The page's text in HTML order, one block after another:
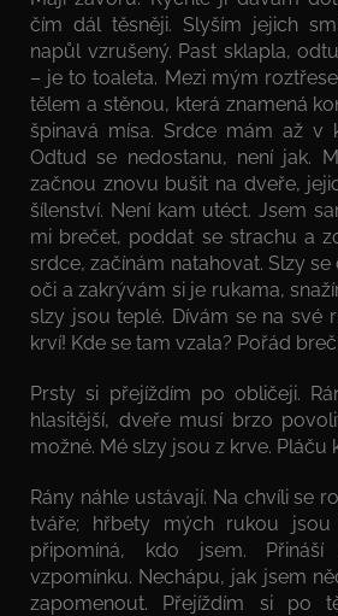
čím dál těsněji. Slyším jejich
napůl vzrušený. Past sklapla,
– je to toaleta. Mezi mým
tělem a stěnou, která znamená
špinavá mísa. Srdce mám až v
Odtud se nedostanu, není jak.
začnou znovu bušit na dveře,
šílenství. Není kam utéct. Jsem
mi brečet, poddat se strachu a
srdce, začínám natahovat. Slzy
oči a zakrývám si je rukama,
slzy jsou teplé. Dívám se na své
krví! Kde se tam vzala? Pořád
Prsty si přejíždím po obličeji.
hlasitější, dveře musí brzo
možné. Mé slzy jsou z krve. Pláču
Rány náhle ustávají. Na chvíli se
tváře; hřbety mých rukou
připomíná, kdo jsem.
vzpomínku. Nechápu, jak jsem
zapomenout. Přejíždím si po